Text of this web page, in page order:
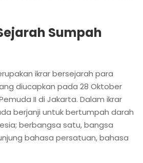
Sumpah
ikrar bersejarah para
diucapkan pada 28 Oktober
II di Jakarta. Dalam ikrar
berjanji untuk bertumpah darah
berbangsa satu, bangsa
bahasa persatuan, bahasa